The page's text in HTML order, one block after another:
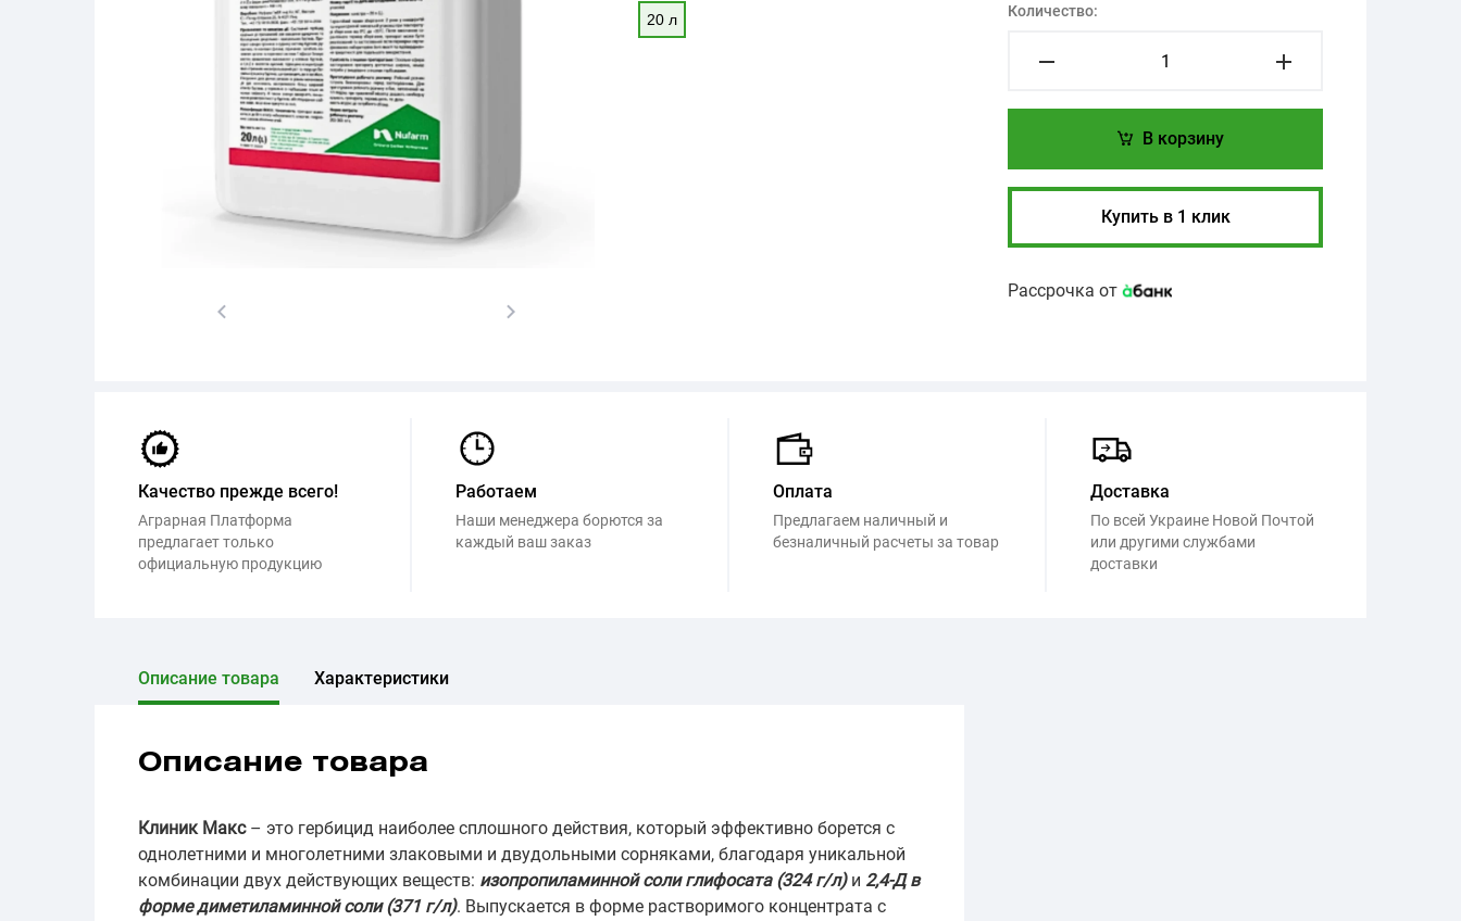
20 л Количество:
В корзину
Купить в 1 клик
Рассрочка от
Качество прежде всего!
Аграрная Платформа
предлагает только
официальную продукцию
Работаем
Наши менеджера борются за
каждый ваш заказ
Оплата
Предлагаем наличный и
безналичный расчеты за товар
Доставка
По всей Украине Новой Почтой
или другими службами
доставки
Описание товара Характеристики
Описание товара
Клиник Макс– это гербицид наиболее сплошного действия, который эффективно борется с
однолетними и многолетними злаковыми и двудольными сорняками, благодаря уникальной
комбинации двух действующих веществ: изопропиламинной соли глифосата (324 г/л)и 2,4-Д в
форме диметиламинной соли (371 г/л). Выпускается в форме растворимого концентрата с